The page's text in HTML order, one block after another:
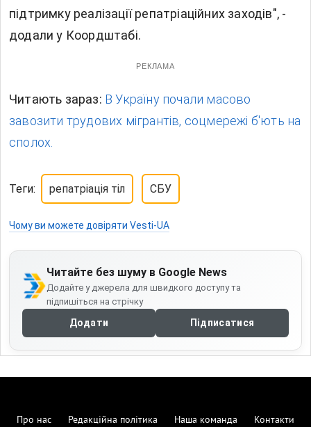
підтримку реалізації репатріаційних заходів", -
додали у Коордштабі.
РЕКЛАМА
Читають зараз: В Україну почали масово
завозити трудових мігрантів, соцмережі б'ють на
сполох.
Теги: репатріація тіл СБУ
Чому ви можете довіряти Vesti-UA
Читайте без шуму в Google News
Додайте у джерела для швидкого доступу та
підпишіться на стрічку
Додати Підписатися
Про нас Редакційна політика Наша команда
Контакти